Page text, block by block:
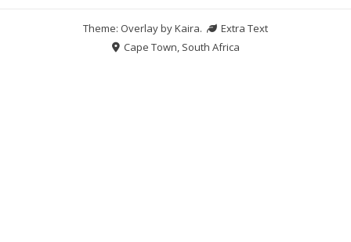
Theme: Overlay byKaira.
Extra Text
Cape Town, South Africa